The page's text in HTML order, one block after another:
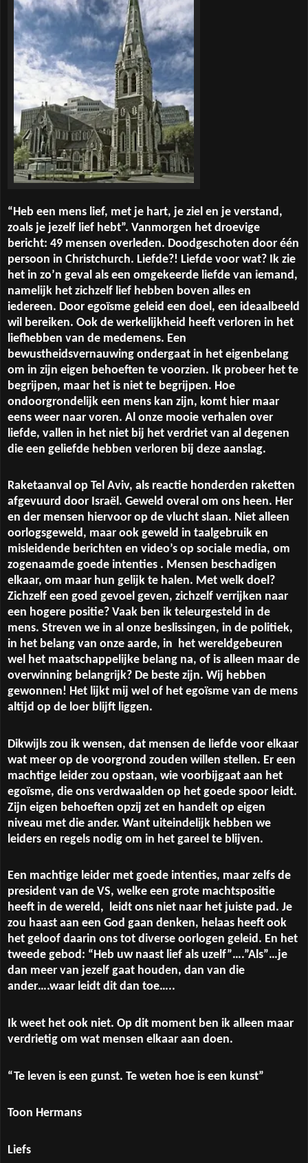
“Heb een mens lief, met je hart, je ziel en je verstand,
zoals je jezelf lief hebt”. Vanmorgen het droevige
bericht: 49 mensen overleden. Doodgeschoten door één
persoon in Christchurch. Liefde?! Liefde voor wat? Ik zie
het in zo’n geval als een omgekeerde liefde van iemand,
namelijk het zichzelf lief hebben boven alles en
iedereen. Door egoïsme geleid een doel, een ideaalbeeld
wil bereiken. Ook de werkelijkheid heeft verloren in het
liefhebben van de medemens. Een
bewustheidsvernauwing ondergaat in het eigenbelang
om in zijn eigen behoeften te voorzien. Ik probeer het te
begrijpen, maar het is niet te begrijpen. Hoe
ondoorgrondelijk een mens kan zijn, komt hier maar
eens weer naar voren. Al onze mooie verhalen over
liefde, vallen in het niet bij het verdriet van al degenen
die een geliefde hebben verloren bij deze aanslag.
Raketaanval op Tel Aviv, als reactie honderden raketten
afgevuurd door Israël. Geweld overal om ons heen. Her
en der mensen hiervoor op de vlucht slaan. Niet alleen
oorlogsgeweld, maar ook geweld in taalgebruik en
misleidende berichten en video’s op sociale media, om
zogenaamde goede intenties . Mensen beschadigen
elkaar, om maar hun gelijk te halen. Met welk doel?
Zichzelf een goed gevoel geven, zichzelf verrijken naar
een hogere positie? Vaak ben ik teleurgesteld in de
mens. Streven we in al onze beslissingen, in de politiek,
in het belang van onze aarde, in het wereldgebeuren
wel het maatschappelijke belang na, of is alleen maar de
overwinning belangrijk? De beste zijn. Wij hebben
gewonnen! Het lijkt mij wel of het egoïsme van de mens
altijd op de loer blijft liggen.
Dikwijls zou ik wensen, dat mensen de liefde voor elkaar
wat meer op de voorgrond zouden willen stellen. Er een
machtige leider zou opstaan, wie voorbijgaat aan het
egoïsme, die ons verdwaalden op het goede spoor leidt.
Zijn eigen behoeften opzij zet en handelt op eigen
niveau met die ander. Want uiteindelijk hebben we
leiders en regels nodig om in het gareel te blijven.
Een machtige leider met goede intenties, maar zelfs de
president van de VS, welke een grote machtspositie
heeft in de wereld, leidt ons niet naar het juiste pad. Je
zou haast aan een God gaan denken, helaas heeft ook
het geloof daarin ons tot diverse oorlogen geleid. En het
tweede gebod: “Heb uw naast lief als uzelf”….”Als”…je
dan meer van jezelf gaat houden, dan van die
ander….waar leidt dit dan toe…..
Ik weet het ook niet. Op dit moment ben ik alleen maar
verdrietig om wat mensen elkaar aan doen.
“Te leven is een gunst. Te weten hoe is een kunst”
Toon Hermans
Liefs